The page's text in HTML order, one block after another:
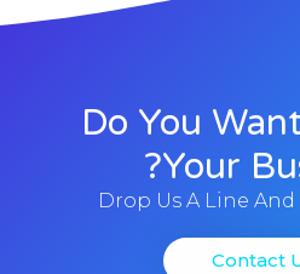
Do You
Your
Drop Us A Line
Contact